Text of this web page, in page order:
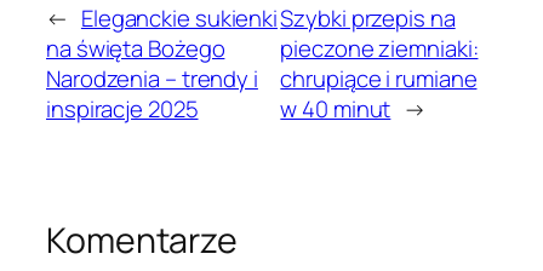
← Eleganckie sukienki
na święta Bożego
Narodzenia – trendy i
inspiracje 2025
Szybki przepis na
pieczone ziemniaki:
chrupiące i rumiane
w 40 minut →
Komentarze